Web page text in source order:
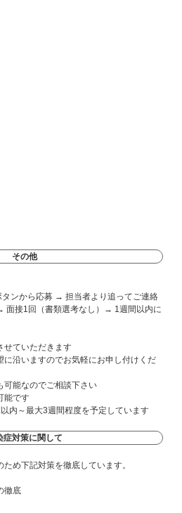
その他
タンから応募 → 担当者より追ってご連絡
面接1回（書類選考なし）→ 1週間以内に
せていただきます
に沿いますのでお気軽にお申し付けくだ
可能なのでご相談下さい
能です
内～最大3週間程度を予定しています
症対策に関して
め下記対策を徹底しています。
徹底